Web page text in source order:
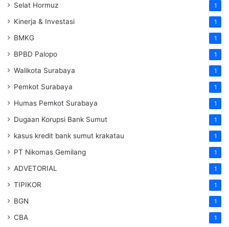
Selat Hormuz 1
Kinerja & Investasi 1
BMKG 1
BPBD Palopo 1
Walikota Surabaya 1
Pemkot Surabaya 1
Humas Pemkot Surabaya 1
Dugaan Korupsi Bank Sumut 1
kasus kredit bank sumut krakatau 1
PT Nikomas Gemilang 1
ADVETORIAL 1
TIPIKOR 1
BGN 1
CBA 1